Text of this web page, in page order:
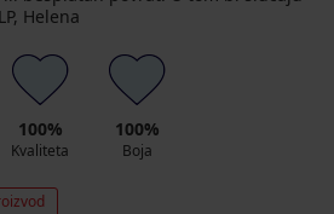
Helena
100%
Kvaliteta
100%
Boja